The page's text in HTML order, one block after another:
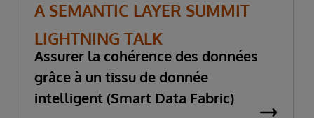
A SEMANTIC LAYER SUMMIT
LIGHTNING TALK
Assurer la cohérence des données
grâce à un tissu de donnée
intelligent (Smart Data Fabric)